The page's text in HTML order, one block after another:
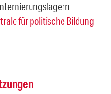
für politische Bildung